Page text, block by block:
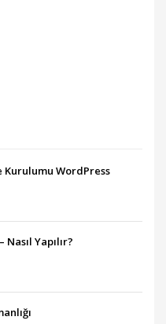
Kurulumu WordPress
Yapılır?